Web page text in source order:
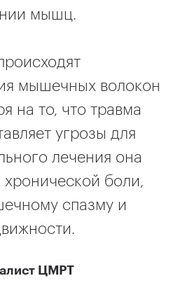
мышц.
мышечных волокон
на то, что травма
угрозы для
лечения она
боли,
спазму и
ЦМРТ